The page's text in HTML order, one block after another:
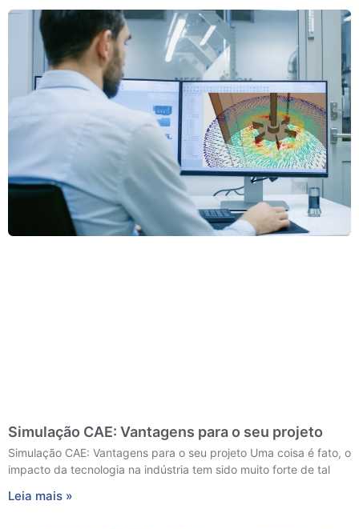
Simulação CAE: Vantagens para o seu projeto
Simulação CAE: Vantagens para o seu projeto Uma coisa é fato, o
impacto da tecnologia na indústria tem sido muito forte de tal
Leia mais »